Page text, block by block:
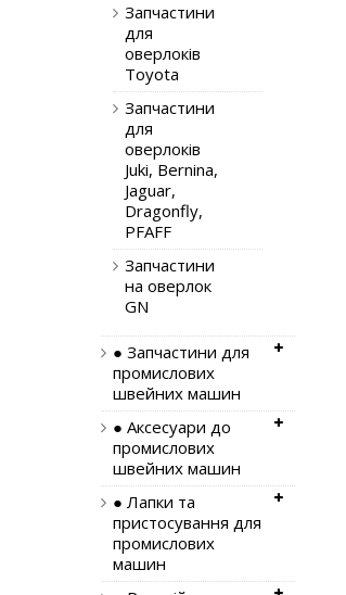
Запчастини
для
оверлоків
Toyota
Запчастини
для
оверлоків
Juki, Bernina,
Jaguar,
Dragonfly,
PFAFF
Запчастини
на оверлок
GN
● Запчастини для
промислових
швейних машин
● Аксесуари до
промислових
швейних машин
● Лапки та
пристосування для
промислових
машин